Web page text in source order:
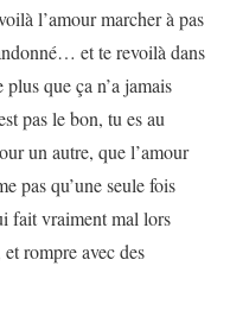
l’amour marcher à pas
et te revoilà dans
que ça n’a jamais
pas le bon, tu es au
un autre, que l’amour
pas qu’une seule fois
fait vraiment mal lors
rompre avec des